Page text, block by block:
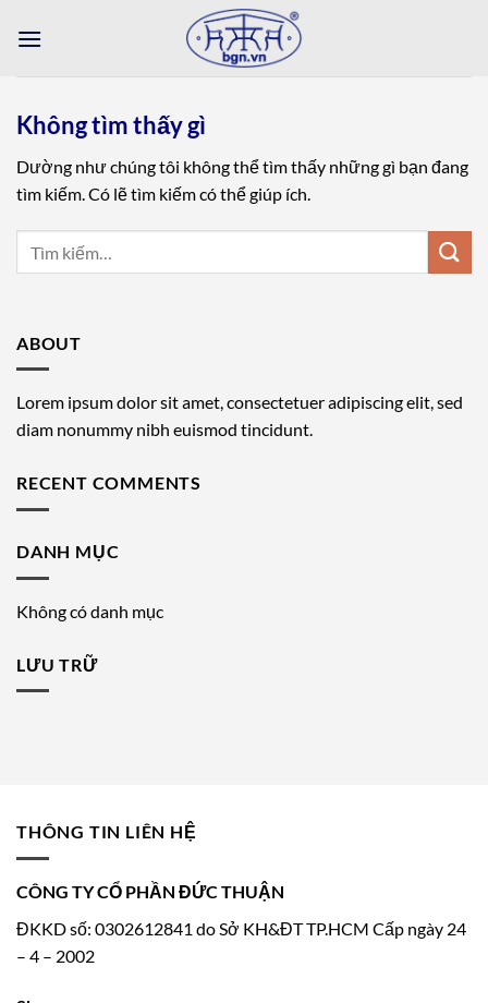
qua
Không tìm thấy gì
Dường như chúng tôi không thể tìm thấy những gì bạn đang
tìm kiếm. Có lẽ tìm kiếm có thể giúp ích.
ABOUT
Lorem ipsum dolor sit amet, consectetuer adipiscing elit, sed
diam nonummy nibh euismod tincidunt.
RECENT COMMENTS
DANH MỤC
Không có danh mục
LƯU TRỮ
THÔNG TIN LIÊN HỆ
CÔNG TY CỔ PHẦN ĐỨC THUẬN
ĐKKD số: 0302612841 do Sở KH&ĐT TP.HCM Cấp ngày 24
– 4 – 2002